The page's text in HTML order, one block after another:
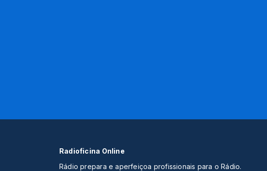
Radioficina Online
Rádio prepara e aperfeiçoa profissionais para o Rádio.